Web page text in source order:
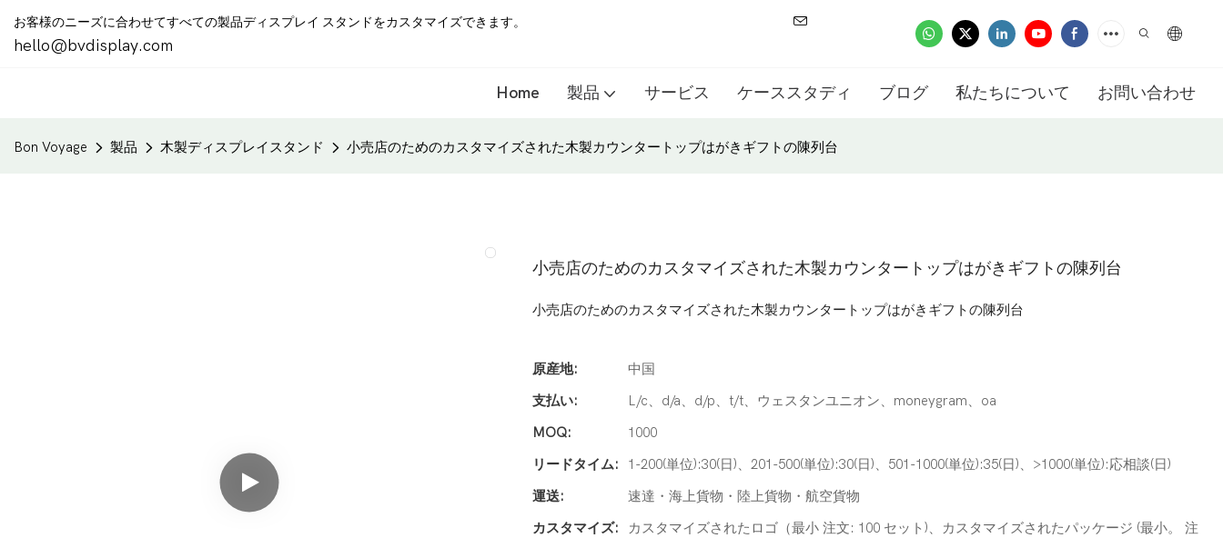
お客様のニーズに合わせてすべての製品ディスプレイ スタンドをカスタマイズできます。
hello@bvdisplay.com
Home 製品 サービス ケーススタディ ブログ 私たちについて お問い合わせ
Bon Voyage 製品 木製ディスプレイスタンド 小売店のためのカスタマイズされた木製カウンタートップはがきギフトの陳列台
小売店のためのカスタマイズされた木製カウンタートップはがきギフトの陳列台
小売店のためのカスタマイズされた木製カウンタートップはがきギフトの陳列台
原産地:
中国
支払い:
L/c、d/a、d/p、t/t、ウェスタンユニオン、moneygram、oa
MOQ:
1000
リードタイム:
1-200(単位):30(日)、201-500(単位):30(日)、501-1000(単位):35(日)、>1000(単位):応相談(日)
運送:
速達・海上貨物・陸上貨物・航空貨物
カスタマイズ:
カスタマイズされたロゴ（最小 注文: 100 セット)、カスタマイズされたパッケージ (最小。 注